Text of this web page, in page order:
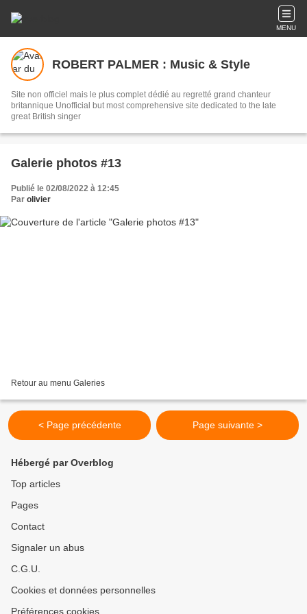
MENU
ROBERT PALMER : Music & Style
Site non officiel mais le plus complet dédié au regretté grand chanteur
britannique Unofficial but most comprehensive site dedicated to the late
great British singer
Galerie photos #13
Publié le 02/08/2022 à 12:45
Par olivier
Retour au menu Galeries
< Page précédente Page suivante >
Hébergé par Overblog
Top articles
Pages
Contact
Signaler un abus
C.G.U.
Cookies et données personnelles
Préférences cookies